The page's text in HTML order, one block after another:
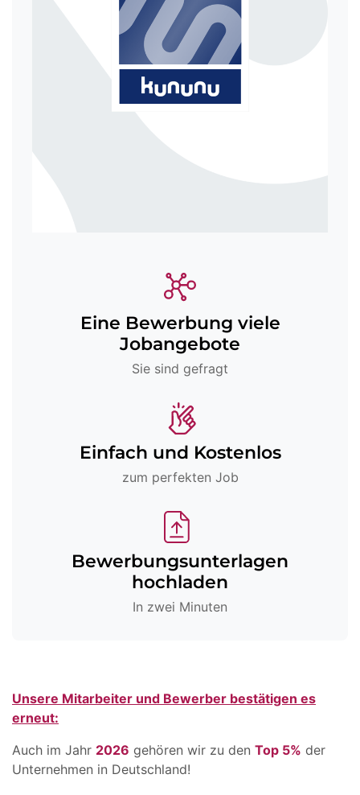
Eine Bewerbung viele
Jobangebote
Sie sind gefragt
Einfach und Kostenlos
zum perfekten Job
Bewerbungsunterlagen
hochladen
In zwei Minuten
Unsere Mitarbeiter und Bewerber bestätigen es
erneut:
Auch im Jahr 2026 gehören wir zu den Top 5% der
Unternehmen in Deutschland!